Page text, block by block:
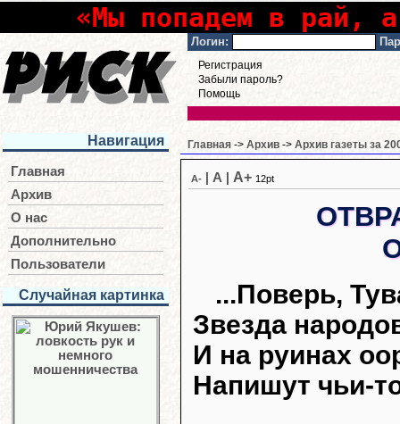
«Мы попадем в рай,
Логин:
Регистрация
Забыли пароль?
Помощь
Навигация
Главная
Архив
О нас
Дополнительно
Пользователи
Случайная картинка
Главная -> Архив -> Архив газеты за
A- A A+ 12pt
...Поверь,
Звезда
И на руинах
Напишут чьи-